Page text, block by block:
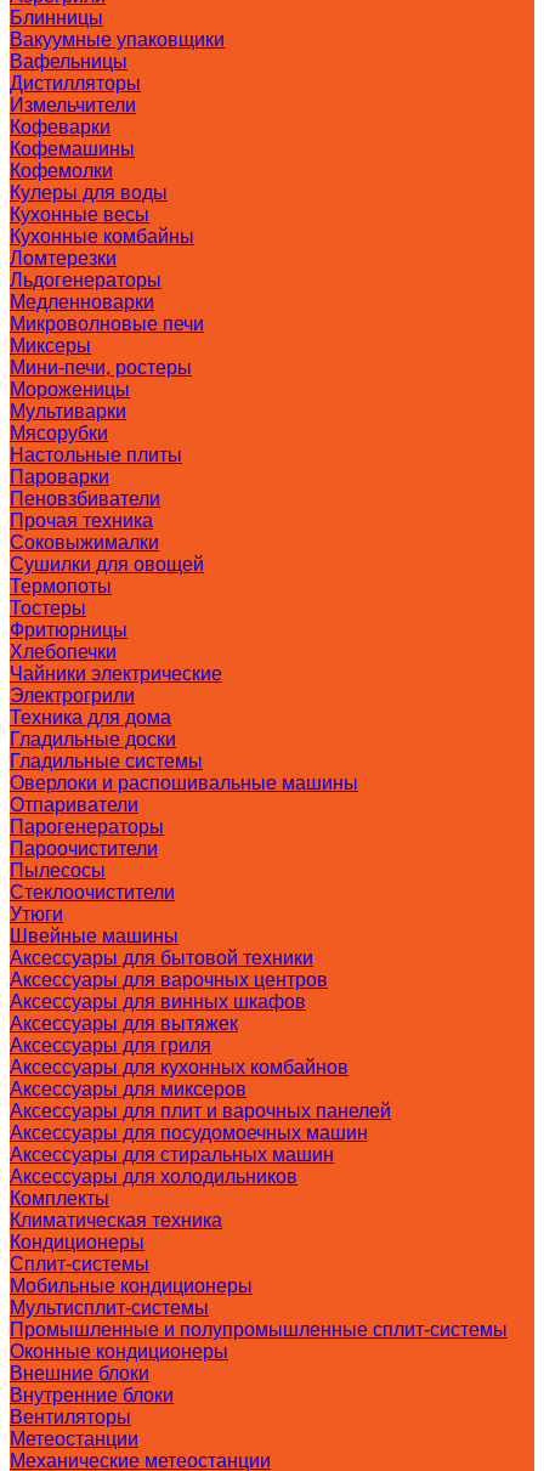
Блинницы
Вакуумные упаковщики
Вафельницы
Дистилляторы
Измельчители
Кофеварки
Кофемашины
Кофемолки
Кулеры для воды
Кухонные весы
Кухонные комбайны
Ломтерезки
Льдогенераторы
Медленноварки
Микроволновые печи
Миксеры
Мини-печи, ростеры
Мороженицы
Мультиварки
Мясорубки
Настольные плиты
Пароварки
Пеновзбиватели
Прочая техника
Соковыжималки
Сушилки для овощей
Термопоты
Тостеры
Фритюрницы
Хлебопечки
Чайники электрические
Электрогрили
Техника для дома
Гладильные доски
Гладильные системы
Оверлоки и распошивальные машины
Отпариватели
Парогенераторы
Пароочистители
Пылесосы
Стеклоочистители
Утюги
Швейные машины
Аксессуары для бытовой техники
Аксессуары для варочных центров
Аксессуары для винных шкафов
Аксессуары для вытяжек
Аксессуары для гриля
Аксессуары для кухонных комбайнов
Аксессуары для миксеров
Аксессуары для плит и варочных панелей
Аксессуары для посудомоечных машин
Аксессуары для стиральных машин
Аксессуары для холодильников
Комплекты
Климатическая техника
Кондиционеры
Сплит-системы
Мобильные кондиционеры
Мультисплит-системы
Промышленные и полупромышленные сплит-системы
Оконные кондиционеры
Внешние блоки
Внутренние блоки
Вентиляторы
Метеостанции
Механические метеостанции